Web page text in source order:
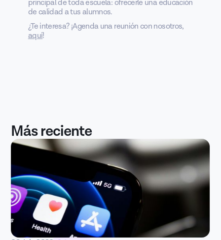
principal de toda escuela: ofrecerle una educación
de calidad a tus alumnos.
¿Te interesa? ¡Agenda una reunión con nosotros,
aquí!
Más reciente